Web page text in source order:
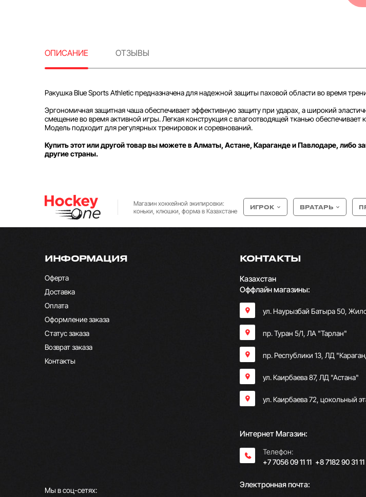
ОПИСАНИЕ ОТЗЫВЫ
Ракушка Blue Sports Athletic предназначена для надежной защиты паховой области во время
Эргономичная защитная чаша обеспечивает эффективную защиту при ударах, а широкий
смещение во время активной игры. Легкая конструкция с влагоотводящей тканью
Модель подходит для регулярных тренировок и соревнований.
Купить этот или другой товар вы можете в Алматы, Астане, Караганде и Павлодаре, либо
другие страны.
Магазин хоккейной экипировки:
коньки, клюшки, форма в Казахстане
ИГРОК ВРАТАРЬ
ИНФОРМАЦИЯ
Оферта
Доставка
Оплата
Оформление заказа
Статус заказа
Возврат заказа
Контакты
Мы в соц-сетях:
КОНТАКТЫ
Казахстан
Оффлайн магазины:
ул. Наурызбай Батыра 50,
пр. Туран 5/1, ЛА "Тарлан"
пр. Республики 13, ​ЛД
ул. Каирбаева 87, ЛД "Астана"
ул. Каирбаева 72, цокольный
Интернет Магазин:
Телефон:
+7 7056 09 11 11; +8 7182 90 31 11
Электронная почта: